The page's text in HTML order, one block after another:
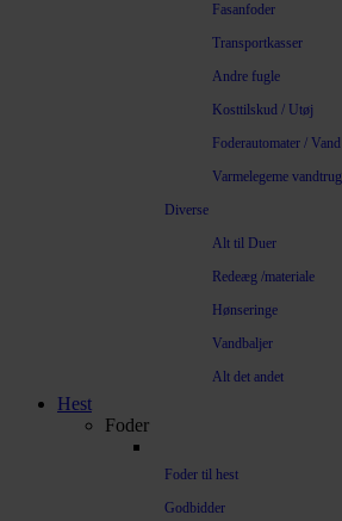
Fasanfoder
Transportkasser
Andre fugle
Kosttilskud / Utøj
Foderautomater / Vand
Varmelegeme vandtrug
Diverse
Alt til Duer
Redeæg /materiale
Hønseringe
Vandbaljer
Alt det andet
Hest
Foder
Foder til hest
Godbidder